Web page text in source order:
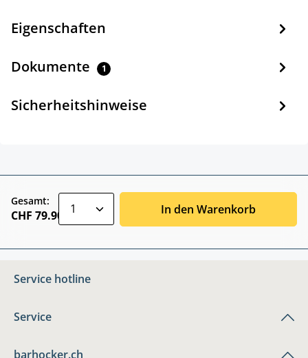
Eigenschaften
Dokumente 1
Sicherheitshinweise
Gesamt:
CHF 79.90 In den Warenkorb
Service hotline
Service
barhocker.ch